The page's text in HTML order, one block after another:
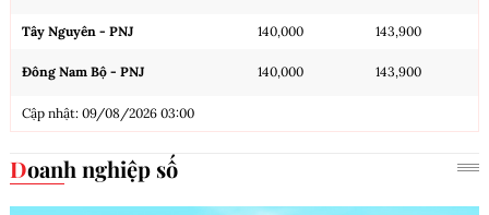
Tây Nguyên - PNJ 140,000 143,900
Đông Nam Bộ - PNJ 140,000 143,900
Cập nhật: 09/08/2026 03:00
Doanh nghiệp số